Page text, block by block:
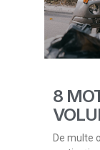
8
De multe